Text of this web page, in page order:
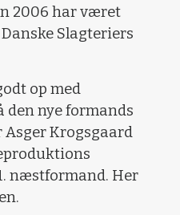
2006 har været
Slagteriers
op med
nye formands
Krogsgaard
næstformand. Her